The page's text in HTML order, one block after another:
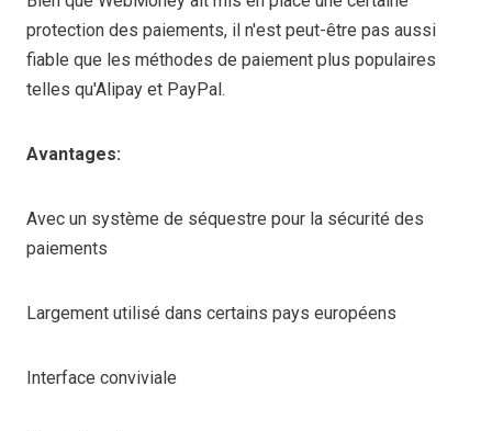
protection des paiements, il n'est peut-être pas aussi
fiable que les méthodes de paiement plus populaires
telles qu'Alipay et PayPal.
Avantages:
Avec un système de séquestre pour la sécurité des
paiements
Largement utilisé dans certains pays européens
Interface conviviale